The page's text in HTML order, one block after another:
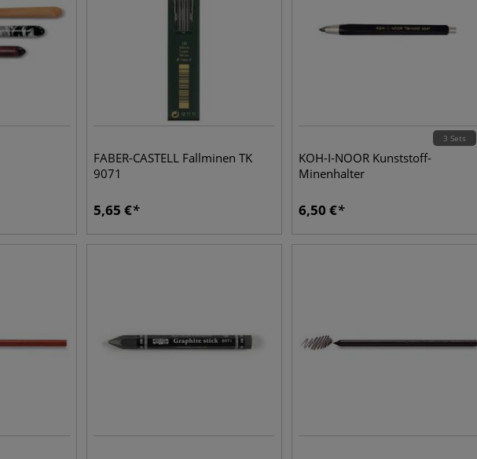
FABER-CASTELL Fallminen TK
9071
5,65 €
3 Sets
KOH-I-NOOR Kunststoff-
Minenhalter
6,50 €